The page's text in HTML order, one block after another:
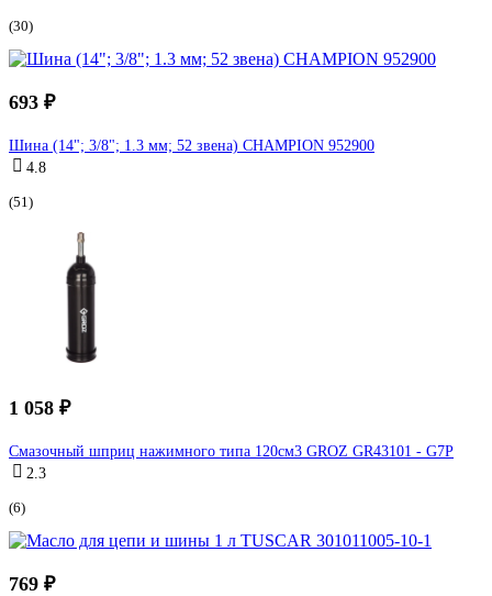
(30)
693 ₽
Шина (14"; 3/8"; 1.3 мм; 52 звена) CHAMPION 952900
4.8
(51)
1 058 ₽
Смазочный шприц нажимного типа 120см3 GROZ GR43101 - G7P
2.3
(6)
769 ₽